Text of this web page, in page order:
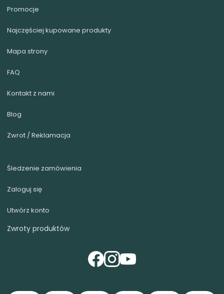
Promocje
Najczęściej kupowane produkty
Mapa strony
FAQ
Kontakt z nami
Blog
Zwrot / Reklamacja
Śledzenie zamówienia
Zaloguj się
Utwórz konto
Zwroty produktów